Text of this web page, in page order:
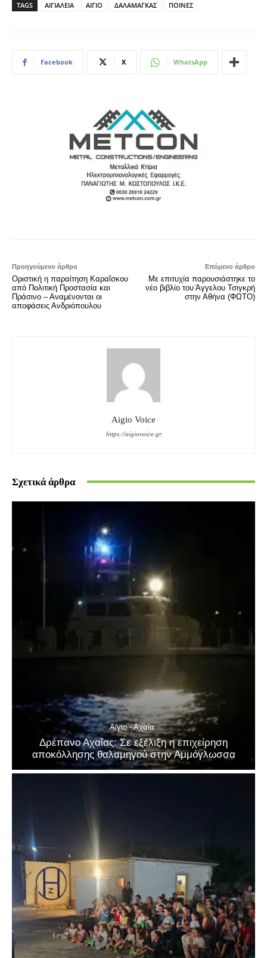
TAGS ΑΙΓΙΑΛΕΙΑ ΑΙΓΙΟ ΔΑΛΑΜΑΓΚΑΣ ΠΟΙΝΕΣ
Facebook X WhatsApp
Προηγούμενο άρθρο
Οριστική η παραίτηση Καραΐσκου
από Πολιτική Προστασία και
Πράσινο – Αναμένονται οι
αποφάσεις Ανδριόπουλου
Επόμενο άρθρο
Με επιτυχία παρουσιάστηκε το
νέο βιβλίο του Άγγελου Τσιγκρή
στην Αθήνα (ΦΩΤΟ)
Aigio Voice
https://aigiovoice.gr
Σχετικά άρθρα
Αίγιο - Αχαΐα
Δρέπανο Αχαΐας: Σε εξέλιξη η επιχείρηση
αποκόλλησης θαλαμηγού στην Αμμόγλωσσα